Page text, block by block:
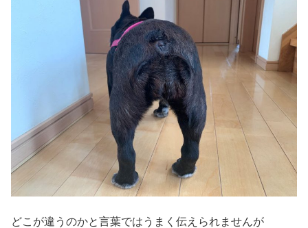
どこが違うのかと言葉ではうまく伝えられませんが